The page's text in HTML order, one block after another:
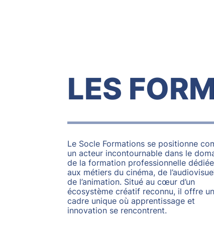
LES
Le Socle Formations se positionne
un acteur incontournable dans le
de la formation professionnelle dédiée
aux métiers du cinéma, de
de l’animation. Situé au cœur d’un
écosystème créatif reconnu, il offre un
cadre unique où apprentissage et
innovation se rencontrent.